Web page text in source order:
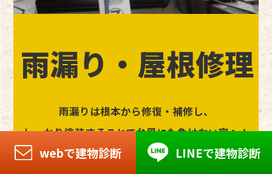
webで建物診断 LINEで建物診断
雨漏り・屋根修理
雨漏りは根本から修復・補修し、
しっかり塗装することで台風にも負けない家へ！